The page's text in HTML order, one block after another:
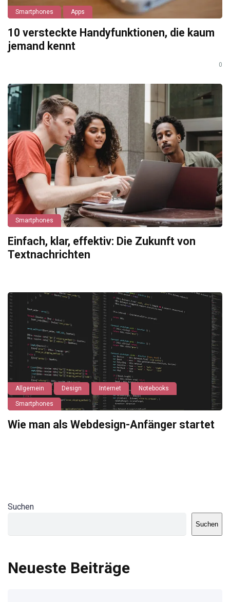
Smartphones Apps
10 versteckte Handyfunktionen, die kaum
jemand kennt
0
Smartphones
Einfach, klar, effektiv: Die Zukunft von
Textnachrichten
Allgemein Design Internet Notebooks
Smartphones
Wie man als Webdesign-Anfänger startet
Suchen
Suchen
Neueste Beiträge